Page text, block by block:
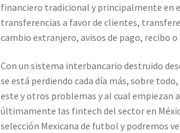
financiero tradicional y principalmente en
transferencias a favor de clientes,
cambio extranjero, avisos de pago, recibo
Con un sistema interbancario destruido
se está perdiendo cada día más, sobre
este y otros problemas y al cual empiezan
últimamente las fintech del sector en
selección Mexicana de futbol y podremos